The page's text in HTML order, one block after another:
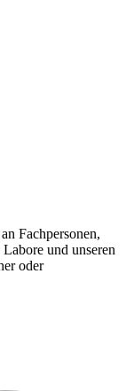
Fachpersonen,
und unseren
oder